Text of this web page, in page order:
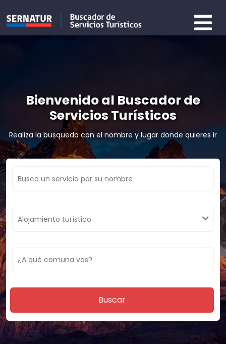
Bienvenido al Buscador de
Servicios Turísticos
Realiza la busqueda con el nombre y lugar donde quieres ir
Buscar